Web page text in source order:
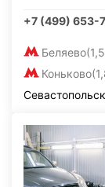
+7 (499) 653-
Беляево
Коньково